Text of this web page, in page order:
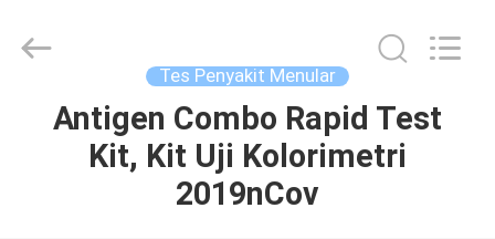
RUMAH
Biotechnology
Co.,LTD.
Tes Penyakit Menular
Antigen Combo Rapid Test
Kit, Kit Uji Kolorimetri
2019nCov